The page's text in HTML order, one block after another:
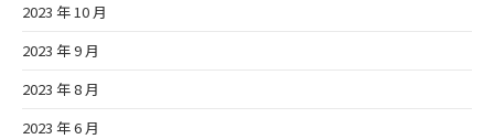
2023 年 10 月
2023 年 9 月
2023 年 8 月
2023 年 6 月